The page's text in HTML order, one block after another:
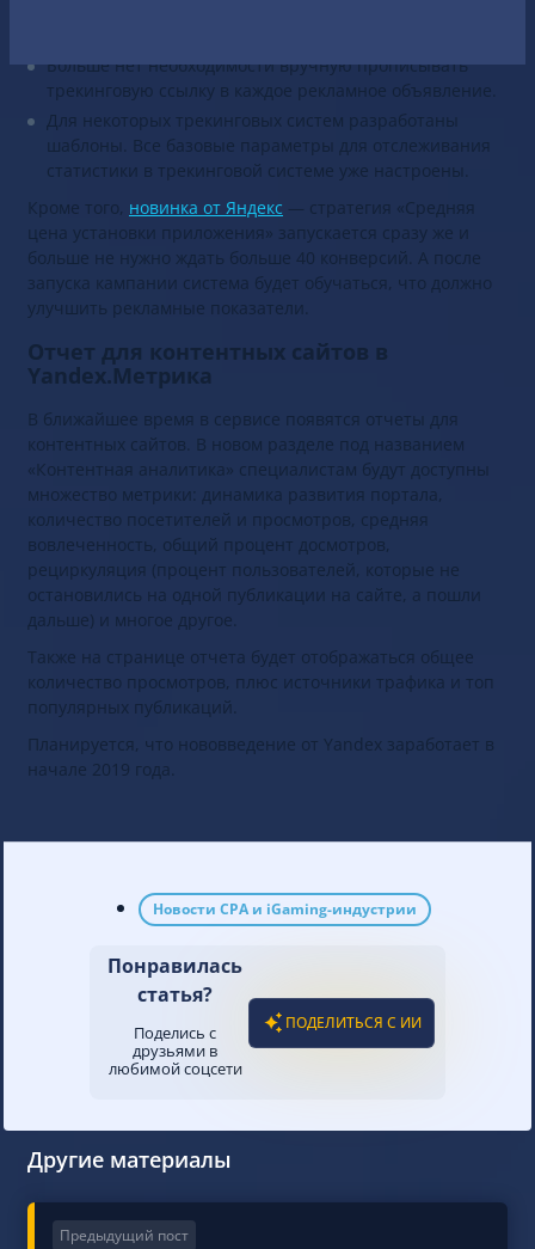
Больше нет необходимости вручную прописывать
трекинговую ссылку в каждое рекламное объявление.
Для некоторых трекинговых систем разработаны
шаблоны. Все базовые параметры для отслеживания
статистики в трекинговой системе уже настроены.
Кроме того, новинка от Яндекс — стратегия «Средняя
цена установки приложения» запускается сразу же и
больше не нужно ждать больше 40 конверсий. А после
запуска кампании система будет обучаться, что должно
улучшить рекламные показатели.
Отчет для контентных сайтов в
Yandex.Метрика
В ближайшее время в сервисе появятся отчеты для
контентных сайтов. В новом разделе под названием
«Контентная аналитика» специалистам будут доступны
множество метрики: динамика развития портала,
количество посетителей и просмотров, средняя
вовлеченность, общий процент досмотров,
рециркуляция (процент пользователей, которые не
остановились на одной публикации на сайте, а пошли
дальше) и многое другое.
Также на странице отчета будет отображаться общее
количество просмотров, плюс источники трафика и топ
популярных публикаций.
Планируется, что нововведение от Yandex заработает в
начале 2019 года.
Новости CPA и iGaming-индустрии
Понравилась
статья?
Поделись с
друзьями в
любимой соцсети
ПОДЕЛИТЬСЯ С ИИ
Другие материалы
Предыдущий пост